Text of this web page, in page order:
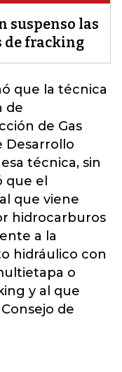
suspenso las
de fracking
que la técnica
de
de Gas
Desarrollo
técnica, sin
que el
que viene
hidrocarburos
a la
hidráulico con
o
y al que
de